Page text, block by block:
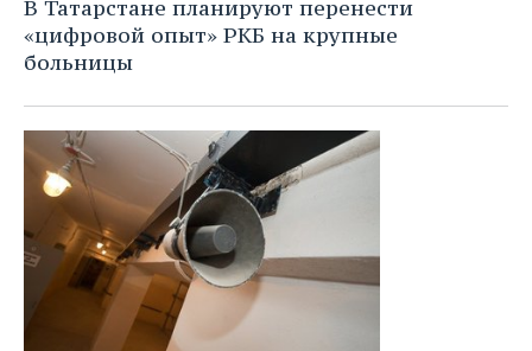
В Татарстане планируют перенести
«цифровой опыт» РКБ на крупные
больницы